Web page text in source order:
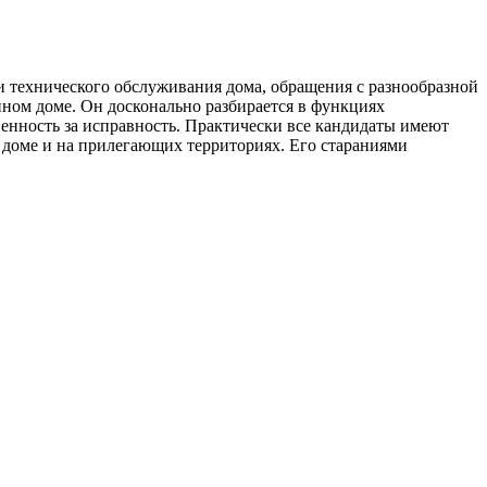
обслуживания дома, обращения с разнообразной
доме. Он досконально разбирается в функциях
за исправность. Практически все кандидаты имеют
и на прилегающих территориях. Его стараниями